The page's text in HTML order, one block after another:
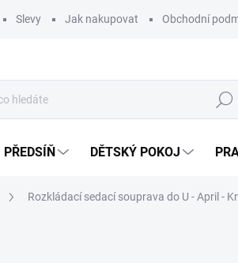
Slevy Jak nakupovat Obchodní
Hledat
PŘEDSÍŇ DĚTSKÝ POKOJ
Rozkládací sedací souprava do U - April -